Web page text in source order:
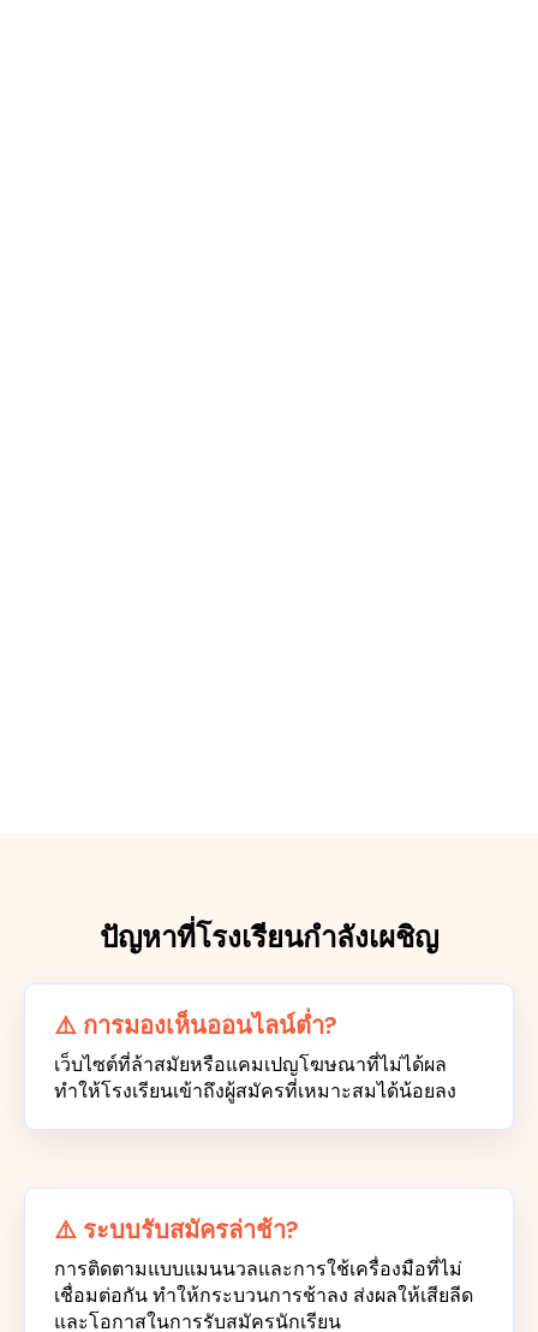
ปัญหาที่โรงเรียนกำลังเผชิญ
⚠️ การมองเห็นออนไลน์ต่ำ?
เว็บไซต์ที่ล้าสมัยหรือแคมเปญโฆษณาที่ไม่ได้ผล
ทำให้โรงเรียนเข้าถึงผู้สมัครที่เหมาะสมได้น้อยลง
⚠️ ระบบรับสมัครล่าช้า?
การติดตามแบบแมนนวลและการใช้เครื่องมือที่ไม่
เชื่อมต่อกัน ทำให้กระบวนการช้าลง ส่งผลให้เสียลีด
และโอกาสในการรับสมัครนักเรียน